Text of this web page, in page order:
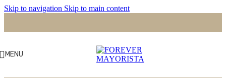
Skip to navigation Skip to main content
MENU